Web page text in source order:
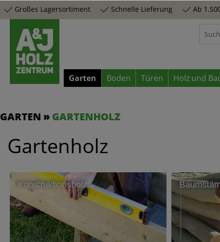
Zur Hauptnavigation springen
Großes Lagersortiment Schnelle Lieferung Ab
Garten Boden Türen Holz und
GARTEN GARTENHOLZ
Gartenholz
Konstruktionsholz